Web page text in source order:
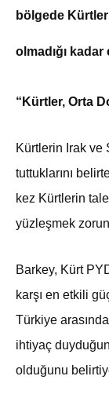
bölgede
olmadığı
“Kürtler, Orta
Kürtlerin Irak ve
tuttuklarını
kez Kürtlerin
yüzleşmek
Barkey, Kürt
karşı en etkili
Türkiye
ihtiyaç
olduğunu